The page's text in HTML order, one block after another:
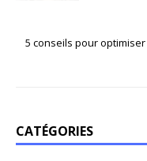
5 conseils pour
CATÉGORIES